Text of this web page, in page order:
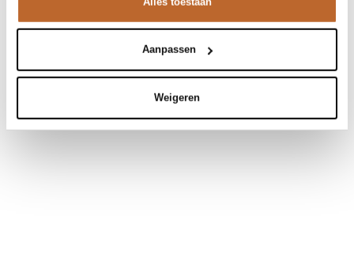
Aanpassen
Weigeren